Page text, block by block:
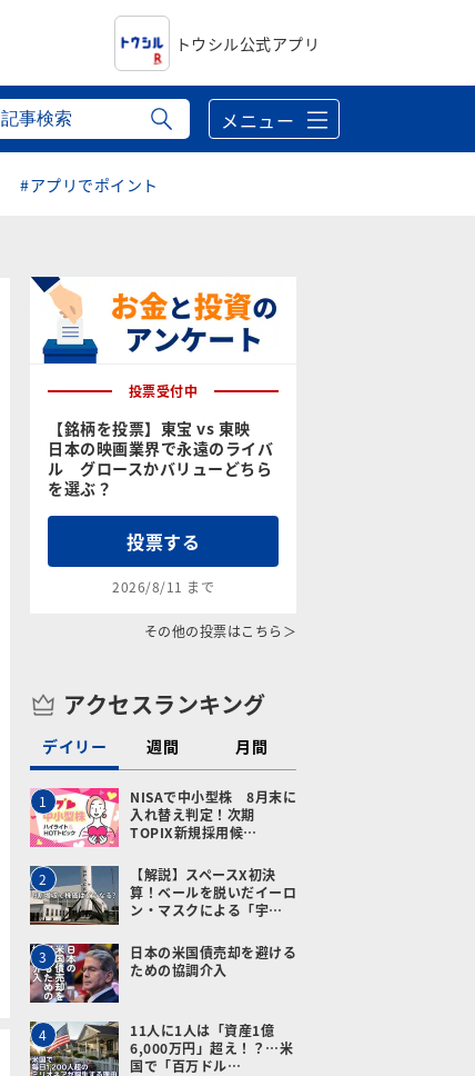
トウシル公式アプリ
メニュー
#アプリでポイント
メールで送る
投票受付中
【銘柄を投票】東宝 vs 東映
日本の映画業界で永遠のライバ
ル グロースかバリューどちら
を選ぶ？
投票する
2026/8/11 まで
その他の投票はこちら＞
アクセスランキング
デイリー 週間 月間
1
NISAで中小型株 8月末に
入れ替え判定！次期
TOPIX新規採用候…
2
【解説】スペースX初決
算！ベールを脱いだイーロ
ン・マスクによる「宇…
3
日本の米国債売却を避ける
ための協調介入
4
11人に1人は「資産1億
6,000万円」超え！？…米
国で「百万ドル…